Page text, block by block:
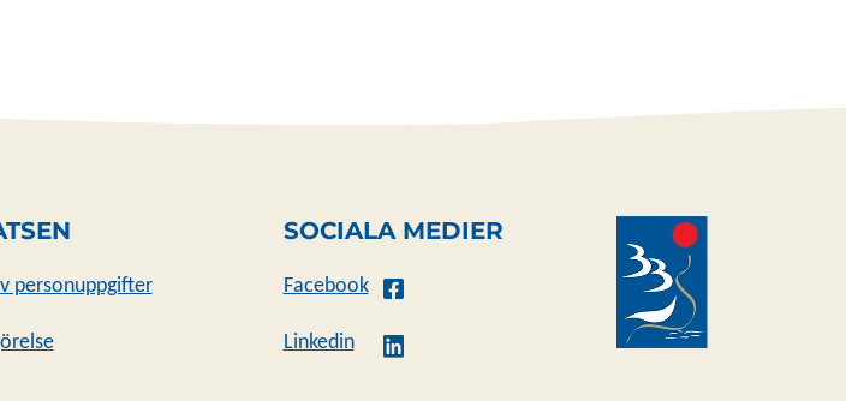
personuppgifter
SOCIALA MEDIER
Facebook
Linkedin